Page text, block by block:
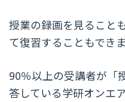
授業の録画を見ること
て復習することもできま
90％以上の受講者が「
答している学研オンエ